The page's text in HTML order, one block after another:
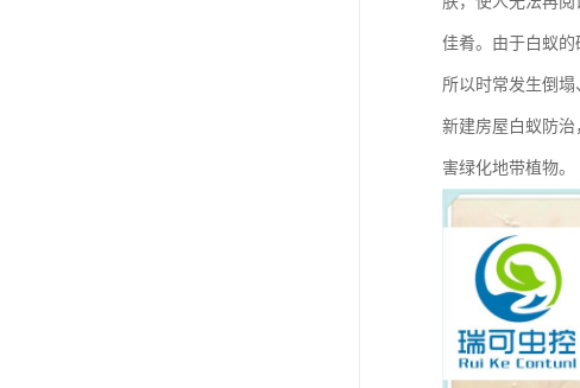
佳肴。由于白蚁的
所以时常发生倒塌
新建房屋白蚁防
害绿化地带植物。